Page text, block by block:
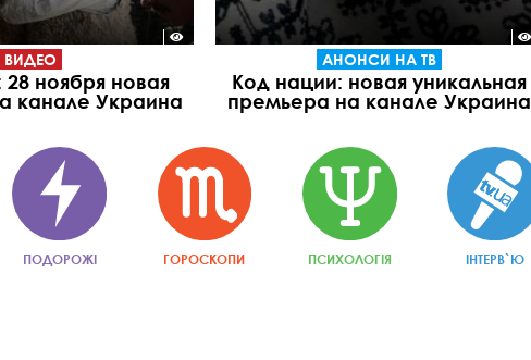
ВИДЕО
ноября новая
канале Украина
АНОНСИ НА ТВ
Код нации: новая уникальная
премьера на канале Украина
ПОДОРОЖІ ГОРОСКОПИ ПСИХОЛОГІЯ ІНТЕРВ`Ю